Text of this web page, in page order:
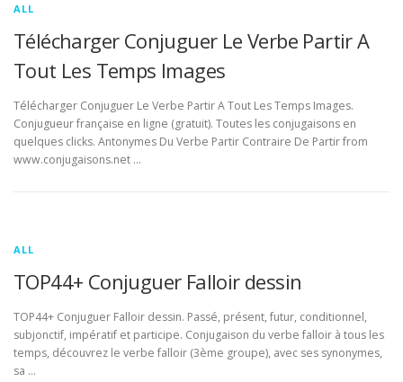
ALL
Télécharger Conjuguer Le Verbe Partir A
Tout Les Temps Images
Télécharger Conjuguer Le Verbe Partir A Tout Les Temps Images.
Conjugueur française en ligne (gratuit). Toutes les conjugaisons en
quelques clicks. Antonymes Du Verbe Partir Contraire De Partir from
www.conjugaisons.net …
ALL
TOP44+ Conjuguer Falloir dessin
TOP44+ Conjuguer Falloir dessin. Passé, présent, futur, conditionnel,
subjonctif, impératif et participe. Conjugaison du verbe falloir à tous les
temps, découvrez le verbe falloir (3ème groupe), avec ses synonymes,
sa …